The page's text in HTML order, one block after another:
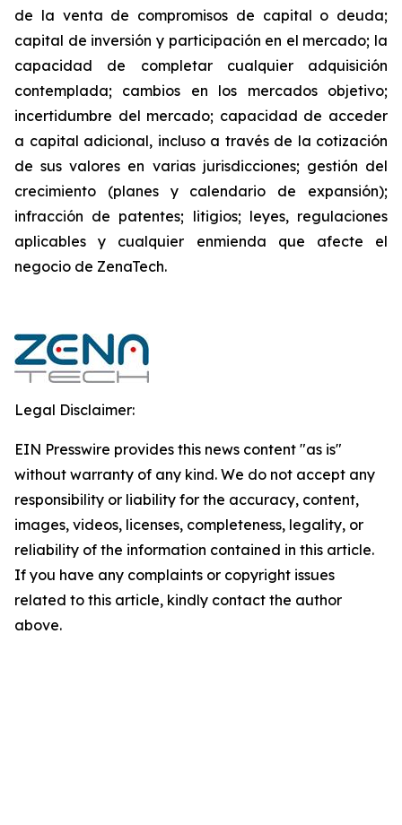
de la venta de compromisos de capital o deuda;
capital de inversión y participación en el mercado; la
capacidad de completar cualquier adquisición
contemplada; cambios en los mercados objetivo;
incertidumbre del mercado; capacidad de acceder
a capital adicional, incluso a través de la cotización
de sus valores en varias jurisdicciones; gestión del
crecimiento (planes y calendario de expansión);
infracción de patentes; litigios; leyes, regulaciones
aplicables y cualquier enmienda que afecte el
negocio de ZenaTech.
Legal Disclaimer:
EIN Presswire provides this news content "as is"
without warranty of any kind. We do not accept any
responsibility or liability for the accuracy, content,
images, videos, licenses, completeness, legality, or
reliability of the information contained in this article.
If you have any complaints or copyright issues
related to this article, kindly contact the author
above.